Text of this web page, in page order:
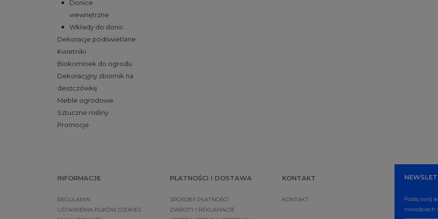
Donice
wewnętrzne
Wkłady do donic
Dekoracje podświetlane
Kwietniki
Biokominek do ogrodu
Dekoracyjny zbiornik na
deszczówkę
Meble ogrodowe
Sztuczne rośliny
Promocje
INFORMACJE
REGULAMIN
USTAWIENIA PLIKÓW COOKIES
PŁATNOŚCI I DOSTAWA
SPOSOBY PŁATNOŚCI
ZWROTY I REKLAMACJE
KONTAKT
KONTAKT
Podaj swój
nowościach